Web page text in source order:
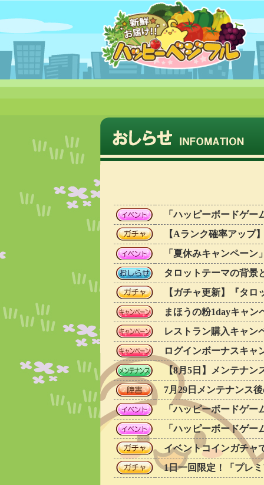
「ハッピーボードゲ
【Aランク確率アップ
「夏休みキャンペーン
【ガチャ更新】『タ
まほうの粉1dayキャン
レストラン購入キャン
ログインボーナスキャ
【8月5日】メンテナン
7月29日メンテナンス
「ハッピーボードゲー
「ハッピーボードゲー
イベントコインガチャ